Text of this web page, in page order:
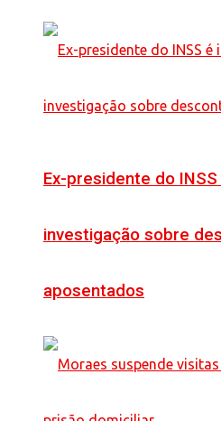
Ex-presidente do
investigação sobre
aposentados